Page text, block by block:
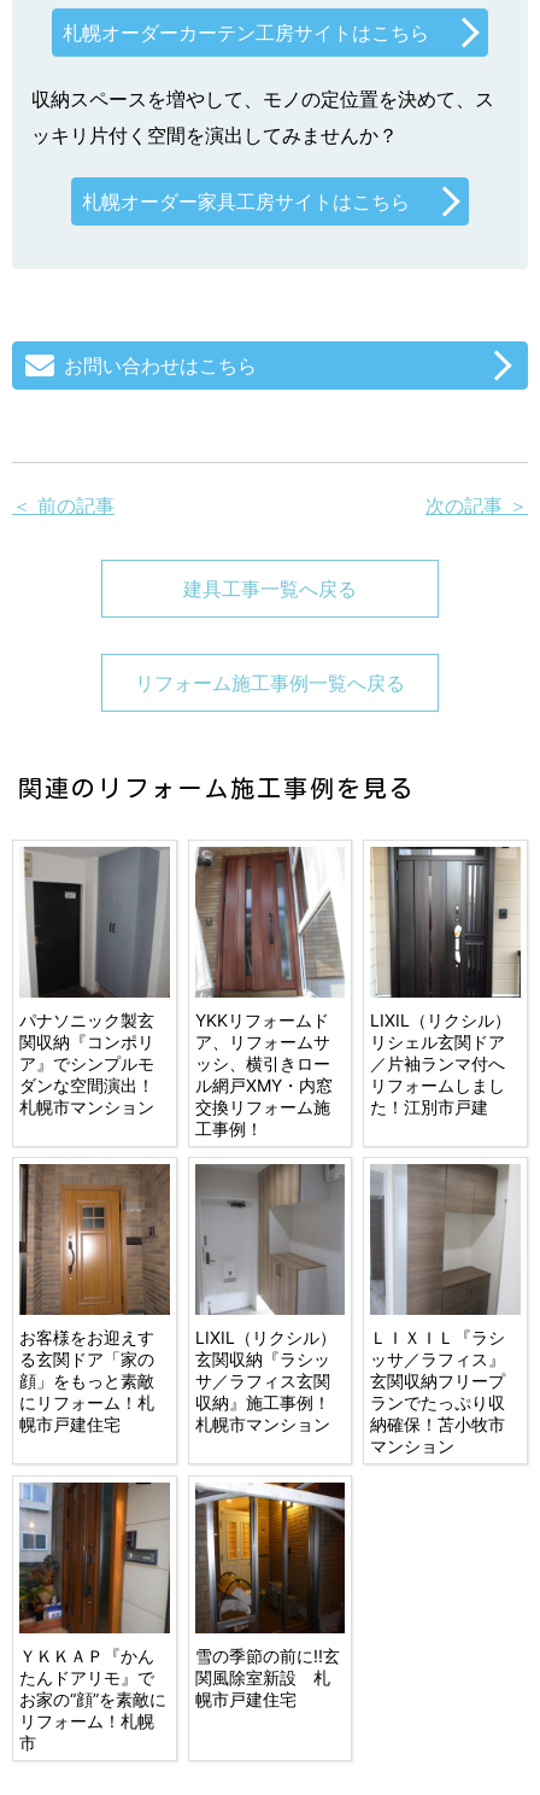
札幌オーダーカーテン工房サイトはこちら
収納スペースを増やして、モノの定位置を決めて、ス
ッキリ片付く空間を演出してみませんか？
札幌オーダー家具工房サイトはこちら
お問い合わせはこちら
＜ 前の記事 次の記事 ＞
建具工事一覧へ戻る
リフォーム施工事例一覧へ戻る
関連のリフォーム施工事例を見る
パナソニック製玄
関収納『コンポリ
ア』でシンプルモ
ダンな空間演出！
札幌市マンション
YKKリフォームド
ア、リフォームサ
ッシ、横引きロー
ル網戸XMY・内窓
交換リフォーム施
工事例！
LIXIL（リクシル）
リシェル玄関ドア
／片袖ランマ付へ
リフォームしまし
た！江別市戸建
お客様をお迎えす
る玄関ドア「家の
顔」をもっと素敵
にリフォーム！札
幌市戸建住宅
LIXIL（リクシル）
玄関収納『ラシッ
サ／ラフィス玄関
収納』施工事例！
札幌市マンション
ＬＩＸＩＬ『ラシ
ッサ／ラフィス』
玄関収納フリープ
ランでたっぷり収
納確保！苫小牧市
マンション
ＹＫＫＡＰ『かん
たんドアリモ』で
お家の“顔”を素敵に
リフォーム！札幌
市
雪の季節の前に!!玄
関風除室新設 札
幌市戸建住宅